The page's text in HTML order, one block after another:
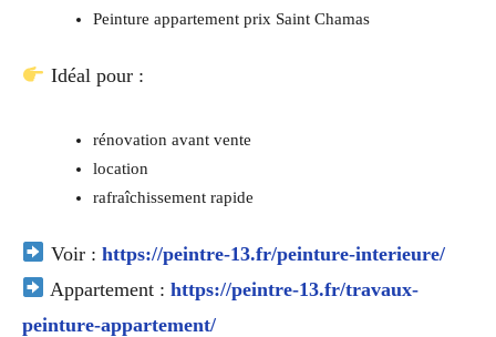
Peinture appartement prix Saint Chamas
Idéal pour :
rénovation avant vente
location
rafraîchissement rapide
Voir : https://peintre-13.fr/peinture-interieure/
Appartement : https://peintre-13.fr/travaux-
peinture-appartement/